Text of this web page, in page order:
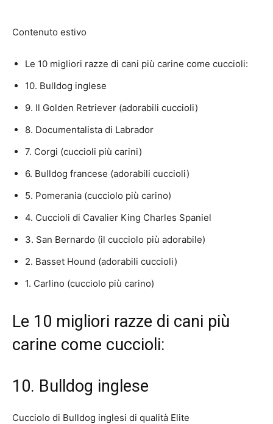
Contenuto estivo
Le 10 migliori razze di cani più carine come cuccioli:
10. Bulldog inglese
9. Il Golden Retriever (adorabili cuccioli)
8. Documentalista di Labrador
7. Corgi (cuccioli più carini)
6. Bulldog francese (adorabili cuccioli)
5. Pomerania (cucciolo più carino)
4. Cuccioli di Cavalier King Charles Spaniel
3. San Bernardo (il cucciolo più adorabile)
2. Basset Hound (adorabili cuccioli)
1. Carlino (cucciolo più carino)
Le 10 migliori razze di cani più
carine come cuccioli:
10. Bulldog inglese
Cucciolo di Bulldog inglesi di qualità Elite